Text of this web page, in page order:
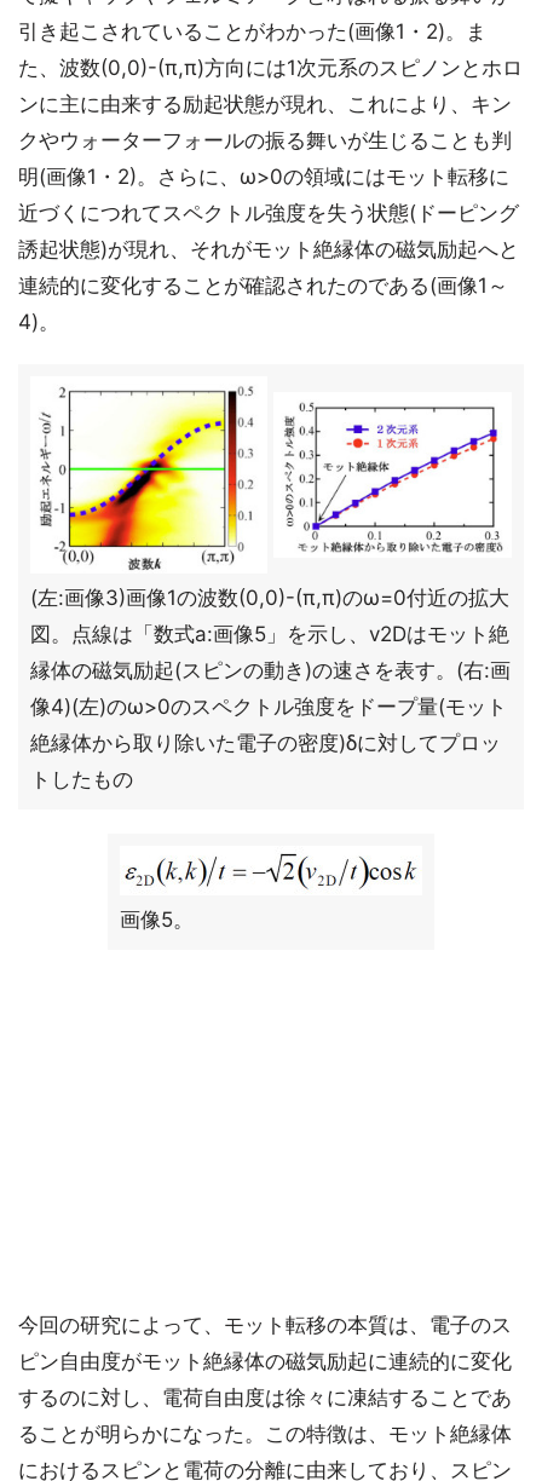
引き起こされていることがわかった(画像1・2)。ま
た、波数(0,0)-(π,π)方向には1次元系のスピノンとホロ
ンに主に由来する励起状態が現れ、これにより、キン
クやウォーターフォールの振る舞いが生じることも判
明(画像1・2)。さらに、ω>0の領域にはモット転移に
近づくにつれてスペクトル強度を失う状態(ドーピング
誘起状態)が現れ、それがモット絶縁体の磁気励起へと
連続的に変化することが確認されたのである(画像1～
4)。
(左:画像3)画像1の波数(0,0)-(π,π)のω=0付近の拡大
図。点線は「数式a:画像5」を示し、v2Dはモット絶
縁体の磁気励起(スピンの動き)の速さを表す。(右:画
像4)(左)のω>0のスペクトル強度をドープ量(モット
絶縁体から取り除いた電子の密度)δに対してプロッ
トしたもの
画像5。
今回の研究によって、モット転移の本質は、電子のス
ピン自由度がモット絶縁体の磁気励起に連続的に変化
するのに対し、電荷自由度は徐々に凍結することであ
ることが明らかになった。この特徴は、モット絶縁体
におけるスピンと電荷の分離に由来しており、スピン